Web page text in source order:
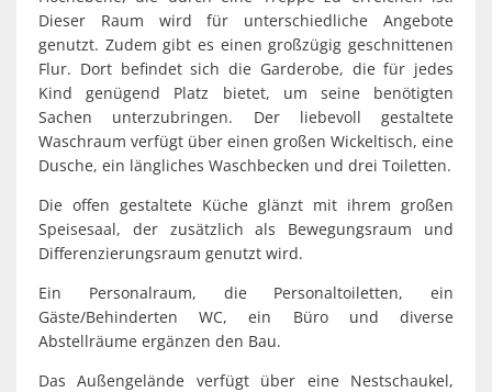
Dieser Raum wird für unterschiedliche Angebote
genutzt. Zudem gibt es einen großzügig geschnittenen
Flur. Dort befindet sich die Garderobe, die für jedes
Kind genügend Platz bietet, um seine benötigten
Sachen unterzubringen. Der liebevoll gestaltete
Waschraum verfügt über einen großen Wickeltisch, eine
Dusche, ein längliches Waschbecken und drei Toiletten.
Die offen gestaltete Küche glänzt mit ihrem großen
Speisesaal, der zusätzlich als Bewegungsraum und
Differenzierungsraum genutzt wird.
Ein Personalraum, die Personaltoiletten, ein
Gäste/Behinderten WC, ein Büro und diverse
Abstellräume ergänzen den Bau.
Das Außengelände verfügt über eine Nestschaukel,